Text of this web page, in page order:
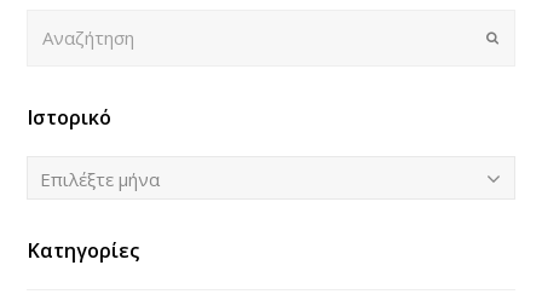
Submit
Ιστορικό
Ιστορικό
Επιλέξτε μήνα
Κατηγορίες